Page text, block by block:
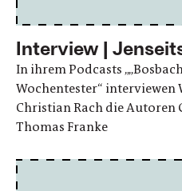
Interview |
In ihrem Podcasts
Wochentester“ interviewen
Christian Rach die Autoren
Thomas Franke